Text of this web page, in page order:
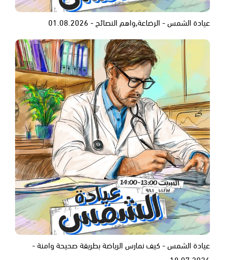
عيادة الشمس - الرضاعة,واهم النصائح - 01.08.2026
عيادة الشمس - كيف نمارس الرياضة بطريقة صحيحة وامنة -